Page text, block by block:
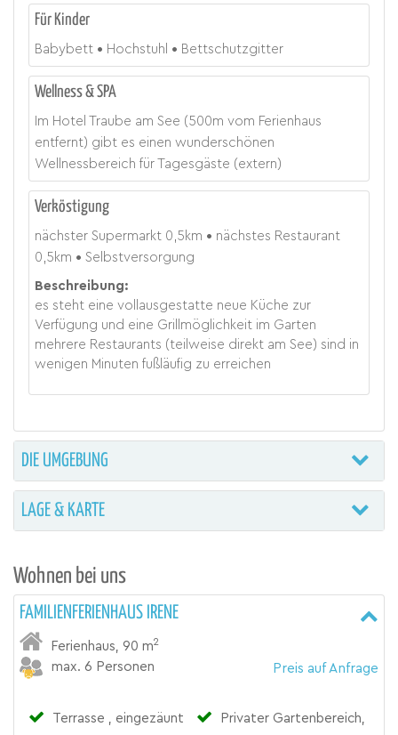
Für Kinder
Babybett Hochstuhl Bettschutzgitter
Wellness & SPA
Im Hotel Traube am See (500m vom Ferienhaus
entfernt) gibt es einen wunderschönen
Wellnessbereich für Tagesgäste (extern)
Verköstigung
nächster Supermarkt 0,5 km
nächstes Restaurant
0,5 km Selbstversorgung
Beschreibung:
es steht eine vollausgestatte neue Küche zur
Verfügung und eine Grillmöglichkeit im Garten
mehrere Restaurants (teilweise direkt am See) sind in
wenigen Minuten fußläufig zu erreichen
DIE UMGEBUNG
LAGE & KARTE
Wohnen bei uns
FAMILIENFERIENHAUS IRENE
Ferienhaus 90 m2
max. 6 Personen Preis auf Anfrage
Terrasse , eingezäunt Privater Gartenbereich,